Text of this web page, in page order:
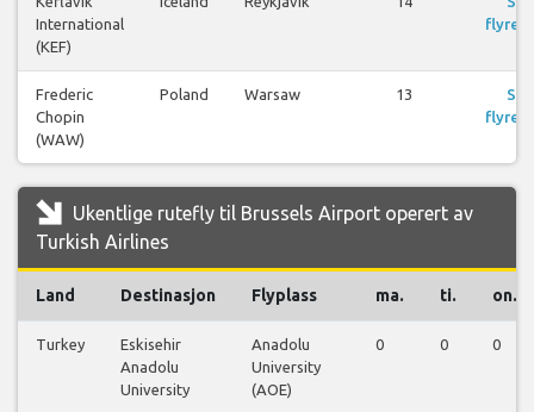
International
(KEF)
Frederic
Chopin
(WAW)
Poland Warsaw 13
Se
Ukentlige rutefly til Brussels Airport operert av
Turkish Airlines
Land Destinasjon Flyplass ma. ti. on.
Turkey
Eskisehir
Anadolu
University
Anadolu
University
(AOE)
0 0 0